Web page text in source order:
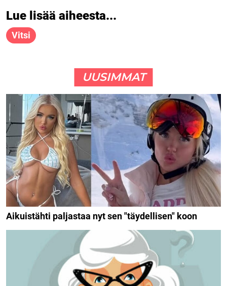
Lue lisää aiheesta...
Vitsi
UUSIMMAT
Aikuistähti paljastaa nyt sen "täydellisen" koon